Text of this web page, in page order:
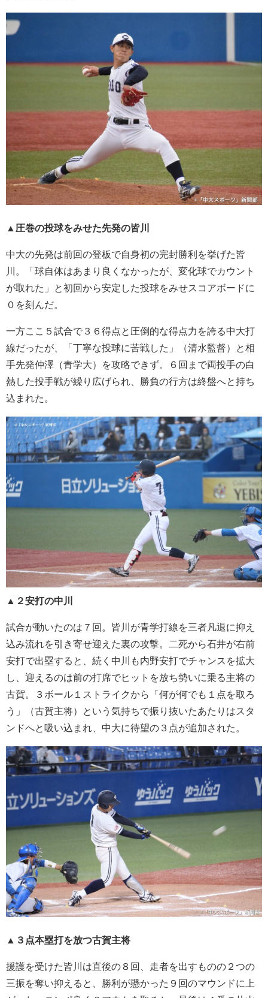
▲圧巻の投球をみせた先発の皆川
中大の先発は前回の登板で自身初の完封勝利を挙げた皆
川。「球自体はあまり良くなかったが、変化球でカウント
が取れた」と初回から安定した投球をみせスコアボードに
０を刻んだ。
一方ここ５試合で３６得点と圧倒的な得点力を誇る中大打
線だったが、「丁寧な投球に苦戦した」（清水監督）と相
手先発仲澤（青学大）を攻略できず。６回まで両投手の白
熱した投手戦が繰り広げられ、勝負の行方は終盤へと持ち
込まれた。
▲２安打の中川
試合が動いたのは７回。皆川が青学打線を三者凡退に抑え
込み流れを引き寄せ迎えた裏の攻撃。二死から石井が右前
安打で出塁すると、続く中川も内野安打でチャンスを拡大
し、迎えるのは前の打席でヒットを放ち勢いに乗る主将の
古賀。３ボール１ストライクから「何が何でも１点を取ろ
う」（古賀主将）という気持ちで振り抜いたあたりはスタ
ンドへと吸い込まれ、中大に待望の３点が追加された。
▲３点本塁打を放つ古賀主将
援護を受けた皆川は直後の８回、走者を出すものの２つの
三振を奪い抑えると、勝利が懸かった９回のマウンドに上